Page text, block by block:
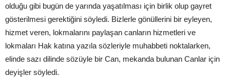
olduğu gibi bugün de yarında yaşatılması için birlik olup gayret
gösterilmesi gerektiğini söyledi. Bizlerle gönüllerini bir eyleyen,
hizmet veren, lokmalarını paylaşan canların hizmetleri ve
lokmaları Hak katına yazıla sözleriyle muhabbeti noktalarken,
elinde sazı dilinde sözüyle bir Can, mekanda bulunan Canlar için
deyişler söyledi.